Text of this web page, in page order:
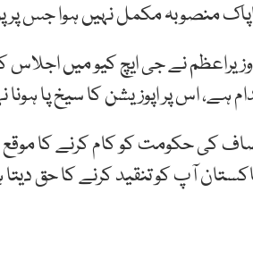
منصوبہ مکمل نہیں ہوا جس
وزیراعظم نے جی ایچ کیو میں
اس پر اپوزیشن کا سیخ پا ہونا
کی حکومت کو کام کرنے کا موقع
آپ کو تنقید کرنے کا حق